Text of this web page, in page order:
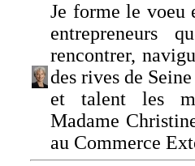
Je forme le voeu
entrepreneurs
rencontrer,
des rives de
et talent les
Madame
au Commerce